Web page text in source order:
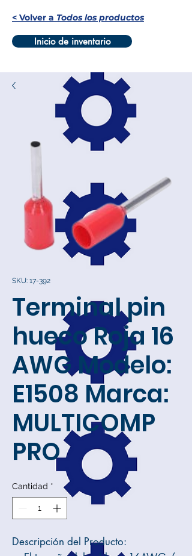
< Volver a Todos los productos
Inicio de inventario
SKU: 17-392
Terminal pin
hueco Roja 16
AWG Modelo:
E1508 Marca:
MULTICOMP
PRO
Cantidad *
Descripción del Producto: